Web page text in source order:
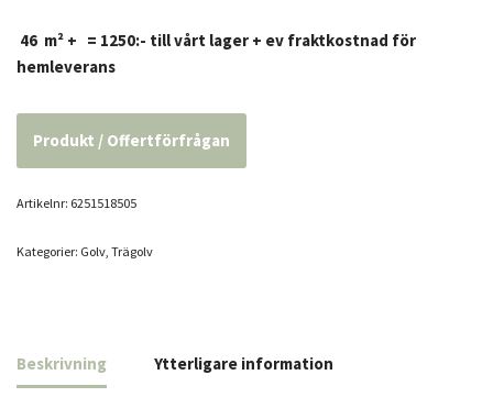
46 m² + = 1250:- till vårt lager + ev fraktkostnad för
hemleverans
Produkt / Offertförfrågan
Artikelnr: 6251518505
Kategorier: Golv, Trägolv
Beskrivning Ytterligare information